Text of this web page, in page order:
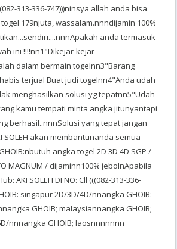
313-336-747)))ninsya allah anda bisa
179njuta, wassalam.nnndijamin 100%
anda termasuk
ini !!!!nn1"Dikejar-kejar
dalam bermain togelnn3"Barang
terjual Buat judi togelnn4"Anda udah
menghasilkan solusi yg tepatnn5"Udah
kamu tempati minta angka jitunyantapi
berhasil..nnnSolusi yang tepat jangan
SOLEH akan membantunanda semua
angka togel 2D 3D 4D SGP /
MAGNUM / dijaminn100% jebolnApabila
AKI SOLEH DI NO: Cll (((082-313-336-
singapur 2D/3D/4D/nnangka GHOIB:
GHOIB; malaysiannangka GHOIB;
nnnangka GHOIB; laosnnnnnnn